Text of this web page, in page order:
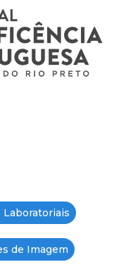
Laboratoriais
de Imagem